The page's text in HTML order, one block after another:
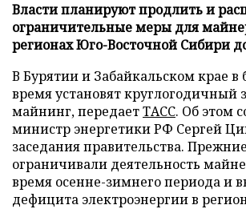
Власти планируют продлить и
ограничительные меры для
регионах Юго-Восточной Сибири
В Бурятии и Забайкальском крае
время установят круглогодичный
майнинг, передаетТАСС. Об этом
министр энергетики РФ Сергей
заседания правительства.
ограничивали деятельность
время осенне-зимнего периода и
дефицита электроэнергии в